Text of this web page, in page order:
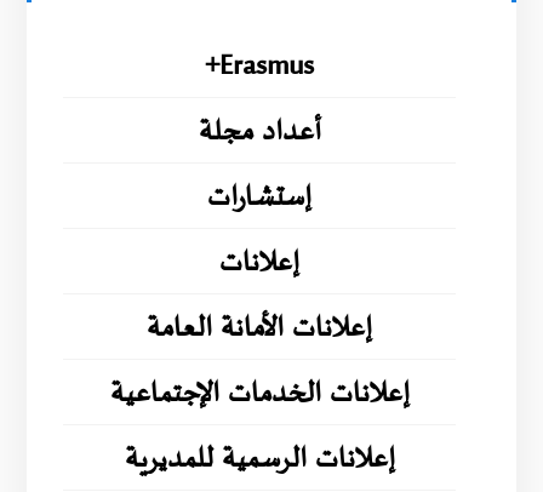
Erasmus+
أعداد مجلة
إستشارات
إعلانات
إعلانات الأمانة العامة
إعلانات الخدمات الإجتماعية
إعلانات الرسمية للمديرية